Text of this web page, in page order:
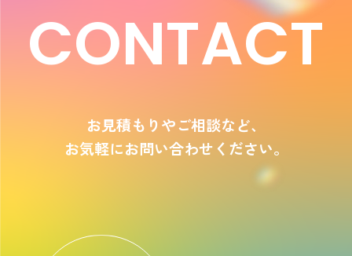
CONTACT
お見積もりやご相談など、
お気軽にお問い合わせください。